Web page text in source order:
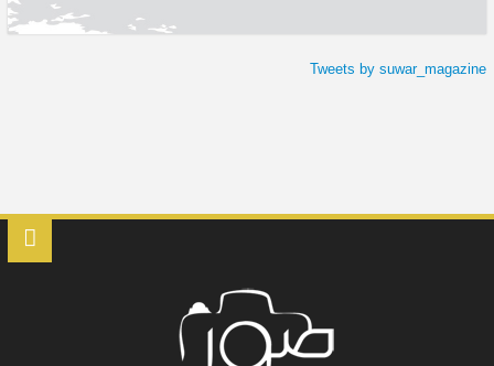
Tweets by suwar_magazine